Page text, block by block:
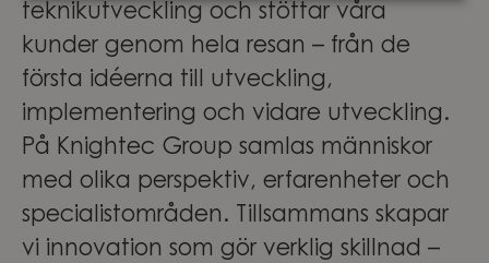
teknikutveckling och stöttar våra
kunder genom hela resan – från de
första idéerna till utveckling,
implementering och vidare utveckling.
På Knightec Group samlas människor
med olika perspektiv, erfarenheter och
specialistområden. Tillsammans skapar
vi innovation som gör verklig skillnad –